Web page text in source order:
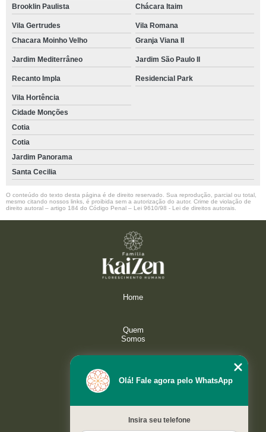
Brooklin Paulista
Chácara Itaim
Vila Gertrudes
Vila Romana
Chacara Moinho Velho
Granja Viana II
Jardim Mediterrâneo Jardim São Paulo II
Recanto Impla Residencial Park
Vila Hortência
Cidade Monções
Cotia
Cotia
Jardim Panorama
Santa Cecilia
O conteúdo do texto desta página é de direito reservado. Sua reprodução, parcial ou total,
mesmo citando nossos links, é proibida sem a autorização do autor. Crime de violação de
direito autoral – artigo 184 do Código Penal – Lei 9610/98 - Lei de direitos autorais
Home
Quem
Somos
Galeria
Olá! Fale agora pelo WhatsApp
Insira seu telefone